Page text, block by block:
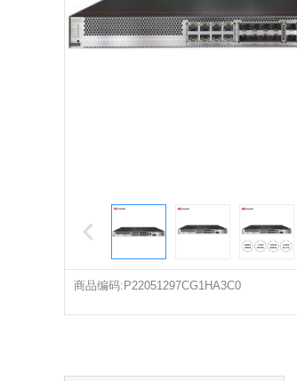
商品编码:P22051297CG1HA3C0